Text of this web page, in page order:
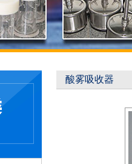
酸雾吸收器